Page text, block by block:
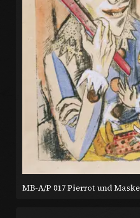
MB-A/P 017 Pierrot und Maske